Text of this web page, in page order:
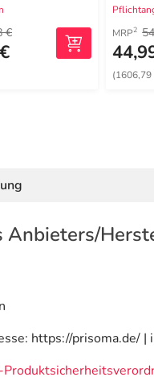
€
MRP2
(1606,79
Anbieters/
https://prisoma.de/ |